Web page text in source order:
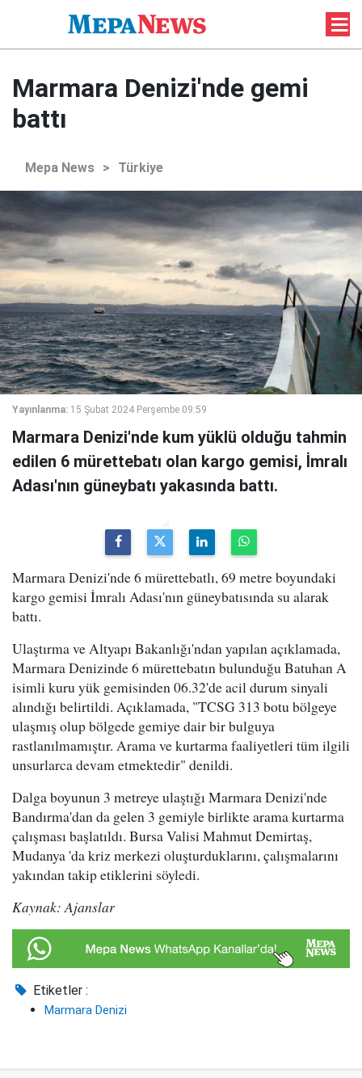
Marmara Denizi'nde gemi
battı
Mepa News > Türkiye
Yayınlanma: 15 Şubat 2024 Perşembe 09:59
Marmara Denizi'nde kum yüklü olduğu tahmin
edilen 6 mürettebatı olan kargo gemisi, İmralı
Adası'nın güneybatı yakasında battı.
Marmara Denizi'nde 6 mürettebatlı, 69 metre boyundaki
kargo gemisi İmralı Adası'nın güneybatısında su alarak
battı.
Ulaştırma ve Altyapı Bakanlığı'ndan yapılan açıklamada,
Marmara Denizinde 6 mürettebatın bulunduğu Batuhan A
isimli kuru yük gemisinden 06.32'de acil durum sinyali
alındığı belirtildi. Açıklamada, "TCSG 313 botu bölgeye
ulaşmış olup bölgede gemiye dair bir bulguya
rastlanılmamıştır. Arama ve kurtarma faaliyetleri tüm ilgili
unsurlarca devam etmektedir" denildi.
Dalga boyunun 3 metreye ulaştığı Marmara Denizi'nde
Bandırma'dan da gelen 3 gemiyle birlikte arama kurtarma
çalışması başlatıldı. Bursa Valisi Mahmut Demirtaş,
Mudanya 'da kriz merkezi oluşturduklarını, çalışmalarını
yakından takip etiklerini söyledi.
Kaynak: Ajanslar
Etiketler :
Marmara Denizi